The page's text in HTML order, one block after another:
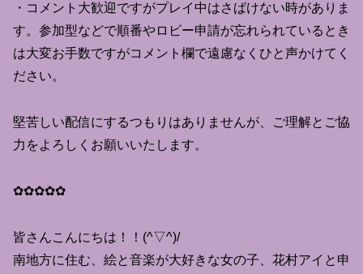
・コメント大歓迎ですがプレイ中はさばけない時がありま
す。参加型などで順番やロビー申請が忘れられているとき
は大変お手数ですがコメント欄で遠慮なくひと声かけてく
ださい。
堅苦しい配信にするつもりはありませんが、ご理解とご協
力をよろしくお願いいたします。
✿✿✿✿✿
皆さんこんにちは！！(^▽^)/
南地方に住む、絵と音楽が大好きな女の子、花村アイと申